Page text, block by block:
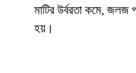
মাটির উর্বরতা কমে, জলজ
হয়।